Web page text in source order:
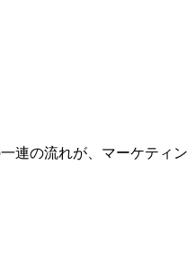
連の流れが、マーケティン